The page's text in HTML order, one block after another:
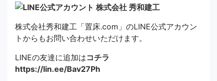
株式会社秀和建工「置床.com」のLINE公式アカウン
トからもお問い合わせいただけます。
LINEの友達に追加はコチラ
https://lin.ee/Bav27Ph